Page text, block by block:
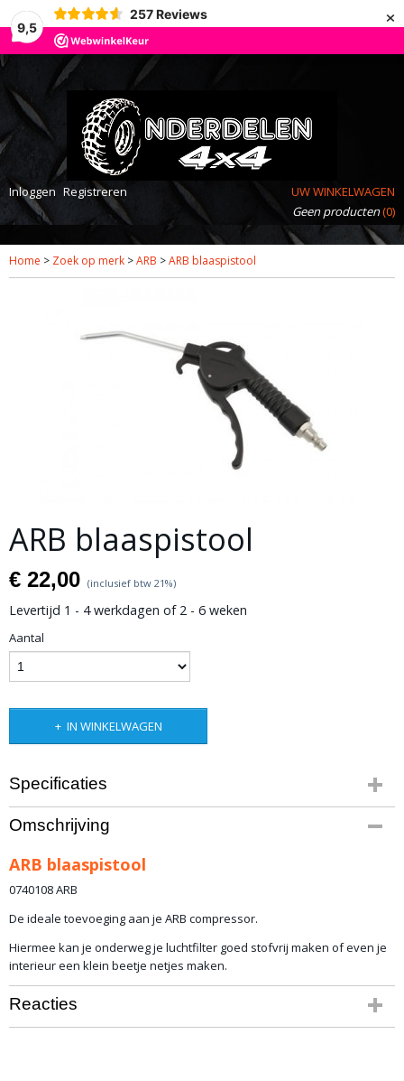
9,5
257 Reviews ×
Inloggen Registreren
UW WINKELWAGEN
Geen producten(0)
Home > Zoek op merk >ARB >ARB blaaspistool
ARB blaaspistool
€ 22,00 (inclusief btw 21%)
Levertijd 1 - 4 werkdagen of 2 - 6 weken
Aantal
IN WINKELWAGEN
Specificaties
Bruto gewicht
1,00 Kg
Omschrijving
ARB blaaspistool
0740108 ARB
De ideale toevoeging aan je ARB compressor.
Hiermee kan je onderweg je luchtfilter goed stofvrij maken of even je
interieur een klein beetje netjes maken.
Reacties